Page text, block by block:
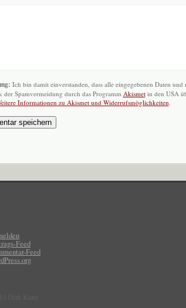
Ich bin damit einverstanden, dass alle eingegebenen Daten
der Spamvermeidung durch das Programm Akismetin den USA
Informationen zu Akismet und Widerrufsmöglichkeiten
Feed
Feed